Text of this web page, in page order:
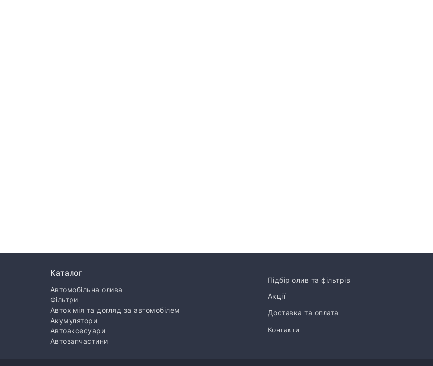
Каталог
Автомобільна олива
Фільтри
Автохімія та догляд за автомобілем
Акумулятори
Автоаксесуари
Автозапчастини
Підбір олив та фільтрів
Акції
Доставка та оплата
Контакти